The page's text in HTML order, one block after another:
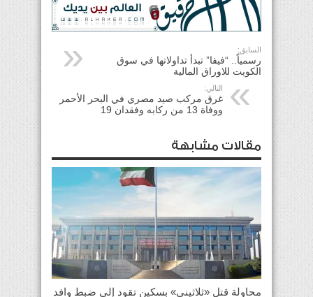
السابق:
رسمياً.. “فيفا” تبدأ تداولاتها في سوق
الكويت للاوراق المالية
التالي:
غرق مركب صيد مصري في البحر الأحمر
ووفاة 13 من ركابه وفقدان 19
مقالات مشابهة
محاولة قتل «ثلاثيني» بسكين تقود إلى ضبط وافد